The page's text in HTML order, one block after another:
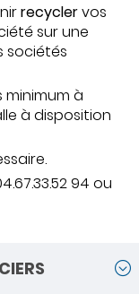
recyclervos
sur une
sociétés
minimum à
à disposition
94 ou